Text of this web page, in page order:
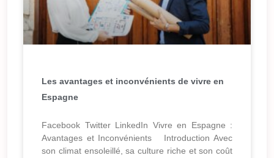
Les avantages et inconvénients de vivre en
Espagne
Facebook Twitter LinkedIn Vivre en Espagne :
Avantages et Inconvénients Introduction Avec
son climat ensoleillé, sa culture riche et son coût